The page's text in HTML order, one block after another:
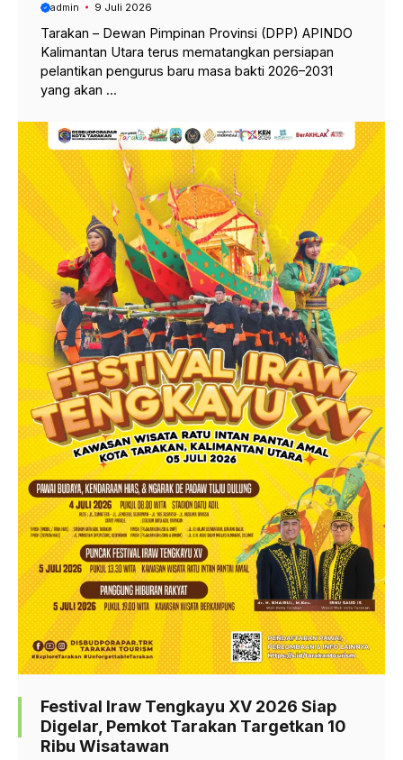
admin 9 Juli 2026
Tarakan – Dewan Pimpinan Provinsi (DPP) APINDO
Kalimantan Utara terus mematangkan persiapan
pelantikan pengurus baru masa bakti 2026–2031
yang akan ...
Festival Iraw Tengkayu XV 2026 Siap
Digelar, Pemkot Tarakan Targetkan 10
Ribu Wisatawan